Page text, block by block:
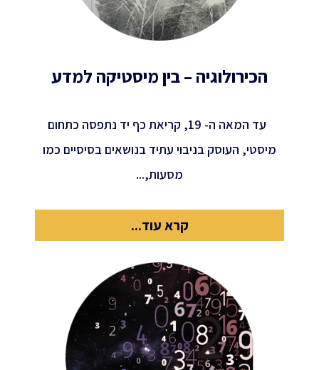
הכירולוגיה – בין מיסטיקה למדע
עד המאה ה- 19, קריאת כף יד נתפסה כתחום
מיסטי, העוסק בניבוי עתיד בנושאים בסיסיים כמו
מסעות,...
קרא עוד...